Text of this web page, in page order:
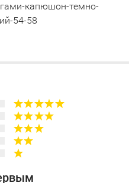
капюшон-темно-
54-58